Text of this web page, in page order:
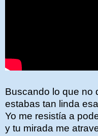
Buscando lo que no
estabas tan linda
Yo me resistía a
y tu mirada me